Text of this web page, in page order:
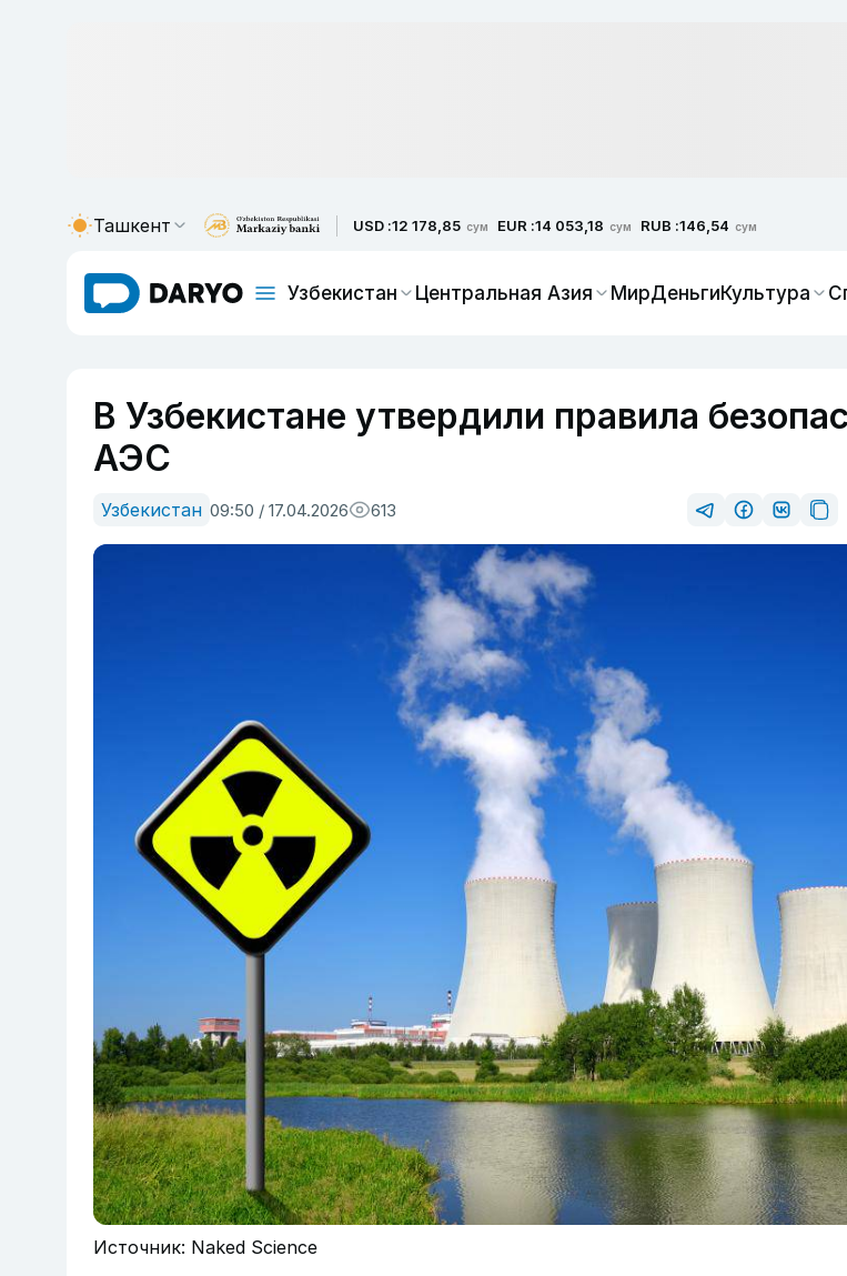
Ташкент USD :12 178,85 сум EUR :14 053,18 сум RUB :146,54 сум
Узбекистан Центральная Азия МирДеньгиКультура
В Узбекистане утвердили правила
АЭС
Узбекистан 09:50 / 17.04.2026 613
Источник: Naked Science